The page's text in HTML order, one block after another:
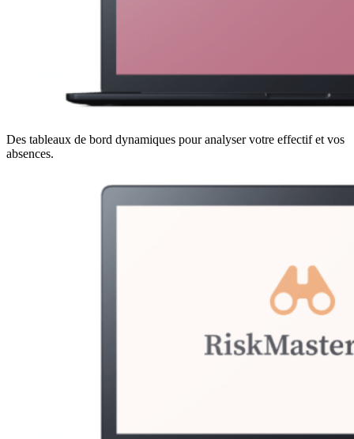
Des tableaux de bord dynamiques pour analyser votre effectif et vos
absences.